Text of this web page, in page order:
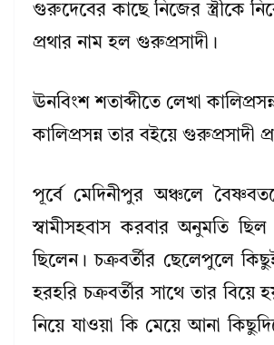
গুরুদেবের কাছে নিজের স্ত্রীকে
প্রথার নাম হল গুরুপ্রসাদী।
ঊনবিংশ শতাব্দীতে লেখা
কালিপ্রসন্ন তার বইয়ে গুরুপ্রসাদী
পূর্বে মেদিনীপুর অঞ্চলে
স্বামীসহবাস করবার অনুমতি
ছিলেন। চক্রবর্তীর ছেলেপুলে
হরহরি চক্রবর্তীর সাথে তার
নিয়ে যাওয়া কি মেয়ে আনা